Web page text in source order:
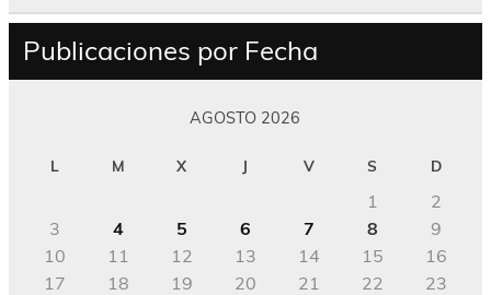
Publicaciones por Fecha
AGOSTO 2026
L M X J V S D
1
2
3
4 5 6 7 8
9
10
11 12 13 14 15
16
17
18 19 20 21 22
23